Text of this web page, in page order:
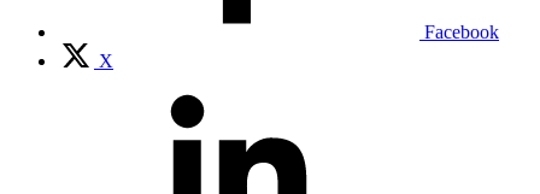
Facebook
X